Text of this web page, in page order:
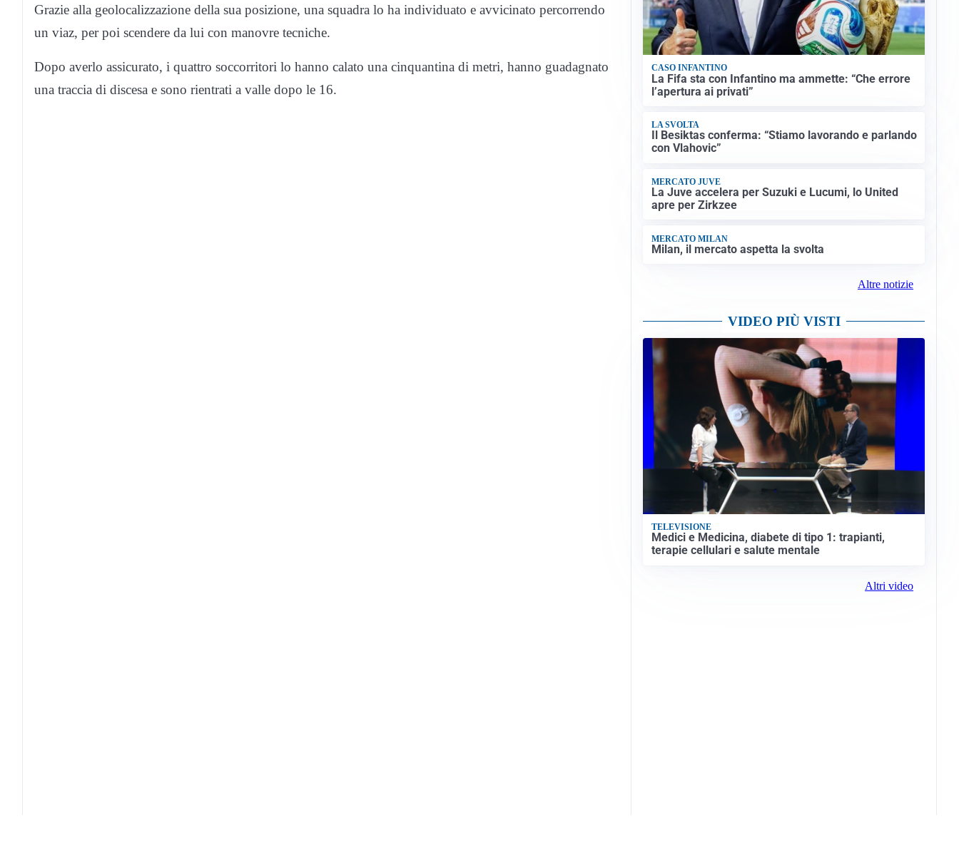
Grazie alla geolocalizzazione della sua posizione, una squadra lo ha individuato e avvicinato percorrendo
un viaz, per poi scendere da lui con manovre tecniche.
Dopo averlo assicurato, i quattro soccorritori lo hanno calato una cinquantina di metri, hanno guadagnato
una traccia di discesa e sono rientrati a valle dopo le 16.
CASO INFANTINO
La Fifa sta con Infantino ma ammette: “Che errore
l’apertura ai privati”
LA SVOLTA
Il Besiktas conferma: “Stiamo lavorando e parlando
con Vlahovic”
MERCATO JUVE
La Juve accelera per Suzuki e Lucumi, lo United
apre per Zirkzee
MERCATO MILAN
Milan, il mercato aspetta la svolta
Altre notizie
VIDEO PIÙ VISTI
TELEVISIONE
Medici e Medicina, diabete di tipo 1: trapianti,
terapie cellulari e salute mentale
Altri video